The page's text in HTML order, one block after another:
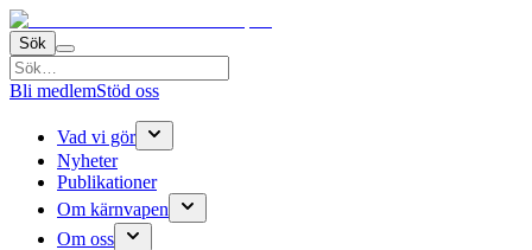
Sök
Bli medlemStöd oss
Vad vi gör
Nyheter
Publikationer
Om kärnvapen
Om oss